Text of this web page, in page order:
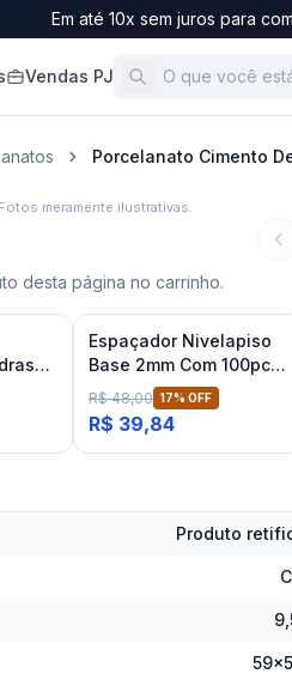
Em até 10x sem juros para
Vendas PJ
Porcelanato Cimento
meramente ilustrativas.
desta página no carrinho.
Espaçador Nivelapiso
Base 2mm Com 100pcs
Fit
R$ 48,00 17% OFF
R$ 39,84
Produto